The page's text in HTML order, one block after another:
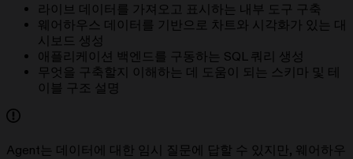
라이브 데이터를 가져오고 표시하는 내부 도구 구축
웨어하우스 데이터를 기반으로 차트와 시각화가 있는 대
시보드 생성
애플리케이션 백엔드를 구동하는 SQL 쿼리 생성
무엇을 구축할지 이해하는 데 도움이 되는 스키마 및 테
이블 구조 설명
Agent는 데이터에 대한 임시 질문에 답할 수 있지만, 웨어하우